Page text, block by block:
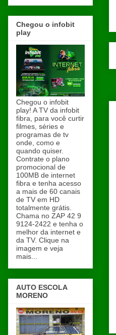
Chegou o infobit
play
Chegou o infobit
play! A TV da infobit
fibra, para você curtir
filmes, séries e
programas de tv
onde, como e
quando quiser.
Contrate o plano
promocional de
100MB de internet
fibra e tenha acesso
a mais de 60 canais
de TV em HD
totalmente grátis.
Chama no ZAP 42 9
9124-2422 e tenha o
melhor da internet e
da TV. Clique na
imagem e veja
mais...
AUTO ESCOLA
MORENO